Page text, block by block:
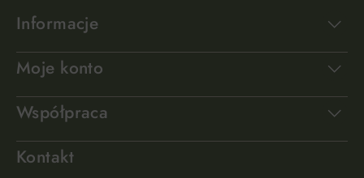
Informacje
Moje konto
Współpraca
Kontakt